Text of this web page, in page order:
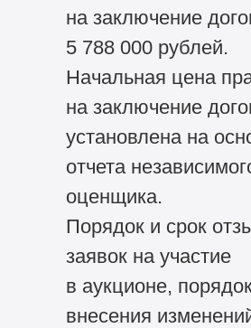
на заключение
5 788 000 рублей.
Начальная цена
на заключение
установлена на
отчета
оценщика.
Порядок и срок
заявок на участие
в аукционе,
внесения